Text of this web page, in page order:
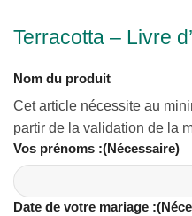
Terracotta – Livre
Nom du produit
Cet article nécessite au
partir de la validation de la
Vos prénoms :(Nécessaire)
Date de votre mariage :